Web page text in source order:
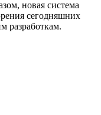
новая система
сегодняшних
разработкам.